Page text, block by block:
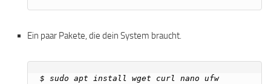
Ein paar Pakete, die dein System braucht.
$ sudo apt install wget curl nano ufw